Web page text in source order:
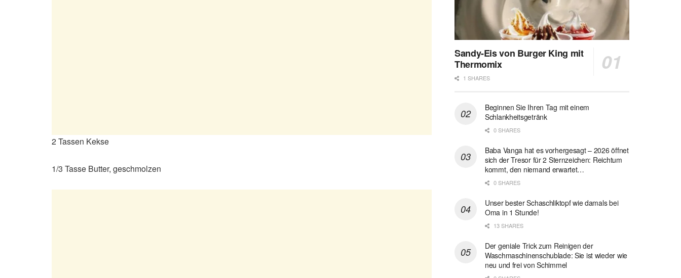
2 Tassen Kekse
1/3 Tasse Butter, geschmolzen
Sandy-Eis von Burger King mit
Thermomix
1 SHARES
Beginnen Sie Ihren Tag mit einem
Schlankheitsgetränk
0 SHARES
Baba Vanga hat es vorhergesagt – 2026 öffnet
sich der Tresor für 2 Sternzeichen: Reichtum
kommt, den niemand erwartet…
0 SHARES
Unser bester Schaschliktopf wie damals bei
Oma in 1 Stunde!
13 SHARES
Der geniale Trick zum Reinigen der
Waschmaschinenschublade: Sie ist wieder wie
neu und frei von Schimmel